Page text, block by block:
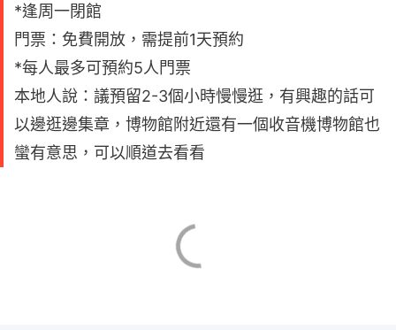
*逢周一閉館
門票：免費開放，需提前1天預約
*每人最多可預約5人門票
本地人說：議預留2-3個小時慢慢逛，有興趣的話可
以邊逛邊集章，博物館附近還有一個收音機博物館也
蠻有意思，可以順道去看看